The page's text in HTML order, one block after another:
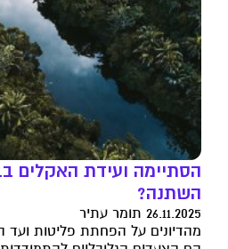
הסתיימה ועידת האקלים
השתנה?
26.11.2025 תומר עתיר
מהדיונים על הפחתת פליטות ועד